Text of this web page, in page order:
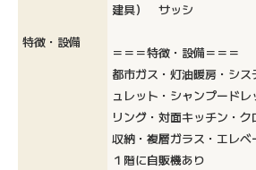
特徴・設備
建具） サッシ
＝＝＝特徴・設備＝＝＝
都市ガス・灯油暖房・シ
ュレット・シャンプード
リング・対面キッチン・
収納・複層ガラス・エレベ
１階に自販機あり